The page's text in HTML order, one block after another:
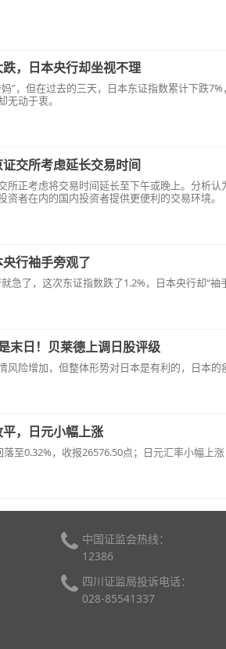
，日本央行却坐视不理
”，但在过去的三天，日本东证指数累计下跌
动于衷。
交所考虑延长交易时间
所正考虑将交易时间延长至下午或晚上。分析
资者在内的国内投资者提供更便利的交易环境。
行袖手旁观了
急了，这次东证指数跌了1.2%，日本央行却“袖
末日！贝莱德上调日股评级
风险增加，但整体形势对日本是有利的，日本的
，日元小幅上涨
至0.32%，收报26576.50点；日元汇率小幅上涨
中国证监会热线：
12386
四川证监局投诉电话：
028-85541337